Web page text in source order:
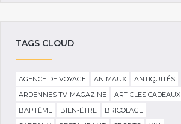
TAGS CLOUD
AGENCE DE VOYAGE ANIMAUX
ANTIQUITÉS
ARDENNES TV-MAGAZINE
ARTICLES CADEAUX
BAPTÊME
BIEN-ÊTRE
BRICOLAGE